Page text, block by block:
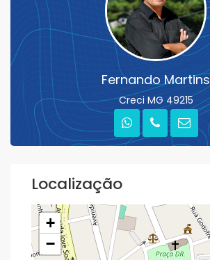
Fernando Martins
Creci MG 49215
Localização
+
−